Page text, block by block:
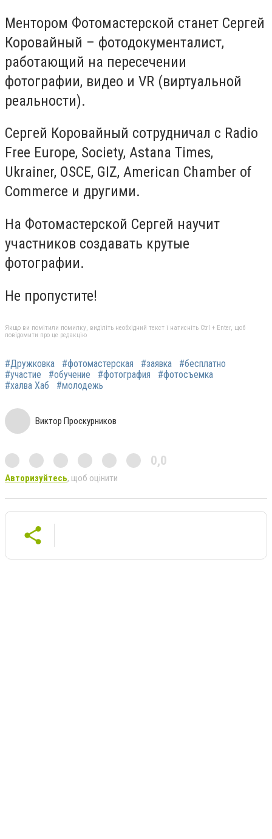
Ментором Фотомастерской станет Сергей
Коровайный – фотодокументалист,
работающий на пересечении
фотографии, видео и VR (виртуальной
реальности).
Сергей Коровайный сотрудничал с Radio
Free Europe, Society, Astana Times,
Ukrainer, OSCE, GIZ, American Chamber of
Commerce и другими.
На Фотомастерской Сергей научит
участников создавать крутые
фотографии.
Не пропустите!
Якщо ви помітили помилку, виділіть необхідний текст і натисніть Ctrl + Enter, щоб
повідомити про це редакцію
#Дружковка #фотомастерская #заявка
#бесплатно
#участие
#обучение #фотография
#фотосъемка
#халва Хаб
#молодежь
Виктор Проскурников
0,0
Авторизуйтесь, щоб оцінити